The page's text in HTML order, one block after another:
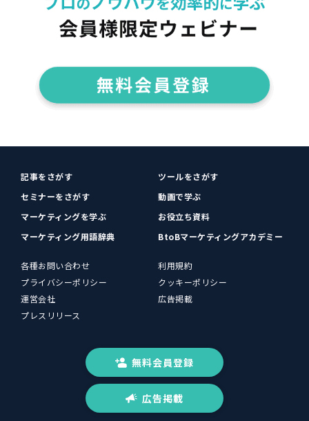
記事をさがす
ツールをさがす
セミナーをさがす
動画で学ぶ
マーケティングを学ぶ
お役立ち資料
マーケティング用語辞典
BtoBマーケティングアカデミー
各種お問い合わせ
利用規約
プライバシーポリシー
クッキーポリシー
運営会社
広告掲載
プレスリリース
無料会員登録
広告掲載